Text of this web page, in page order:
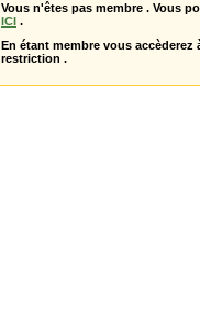
Vous n'êtes pas membre . Vous
ICI .
En étant membre vous accèderez
restriction .